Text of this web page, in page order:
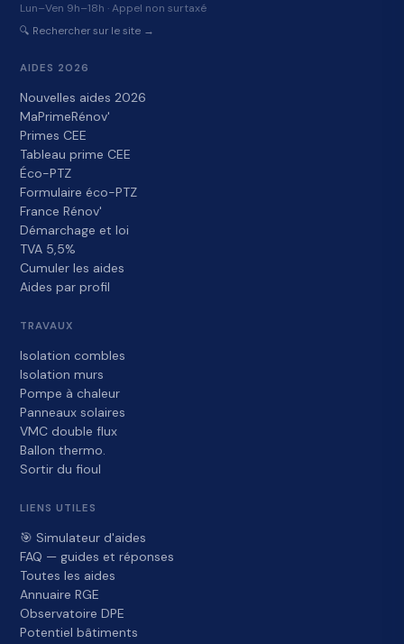
Lun–Ven 9h–18h · Appel non surtaxé
🔍 Rechercher sur le site →
AIDES 2026
Nouvelles aides 2026
MaPrimeRénov'
Primes CEE
Tableau prime CEE
Éco-PTZ
Formulaire éco-PTZ
France Rénov'
Démarchage et loi
TVA 5,5%
Cumuler les aides
Aides par profil
TRAVAUX
Isolation combles
Isolation murs
Pompe à chaleur
Panneaux solaires
VMC double flux
Ballon thermo.
Sortir du fioul
LIENS UTILES
🎯 Simulateur d'aides
FAQ — guides et réponses
Toutes les aides
Annuaire RGE
Observatoire DPE
Potentiel bâtiments